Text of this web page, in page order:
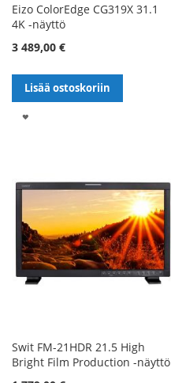
Eizo ColorEdge CG319X 31.1
4K -näyttö
3 489,00 €
Lisää ostoskoriin
Swit FM-21HDR 21.5 High
Bright Film Production -näyttö